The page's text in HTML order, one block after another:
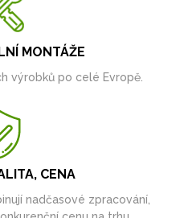
MONTÁŽE
výrobků po celé Evropě.
CENA
nadčasové zpracování,